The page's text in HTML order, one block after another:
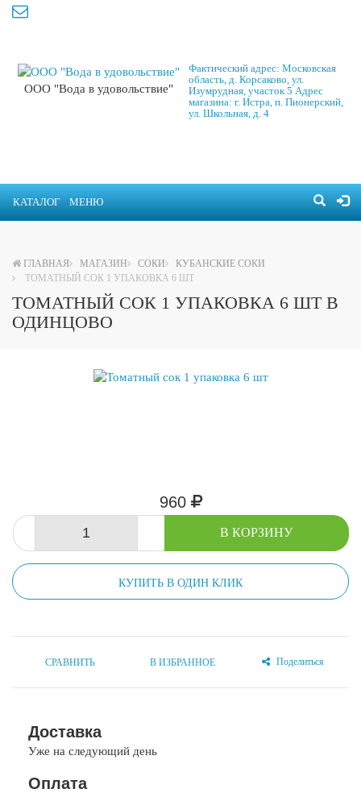
ООО "Вода в удовольствие"
Фактический адрес: Московская
область, д. Корсаково, ул.
Изумрудная, участок 5 Адрес
магазина: г. Истра, п. Пионерский,
ул. Школьная, д. 4
КАТАЛОГ МЕНЮ
ГЛАВНАЯ МАГАЗИН СОКИ
КУБАНСКИЕ СОКИ
ТОМАТНЫЙ СОК 1 УПАКОВКА 6 ШТ
ТОМАТНЫЙ СОК 1 УПАКОВКА 6 ШТ В
ОДИНЦОВО
960
В КОРЗИНУ
КУПИТЬ В ОДИН КЛИК
СРАВНИТЬ В ИЗБРАННОЕ Поделиться
Доставка
Уже на следующий день
Оплата